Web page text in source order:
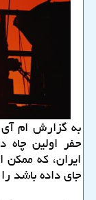
به گزارش ام
حفر اولین چاه
ایران، كه
جای داده باشد